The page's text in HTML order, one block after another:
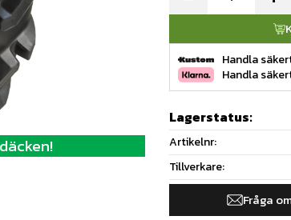
Handla
Handla
Lagerstatus
Artikelnr
Tillverkare
Fråga